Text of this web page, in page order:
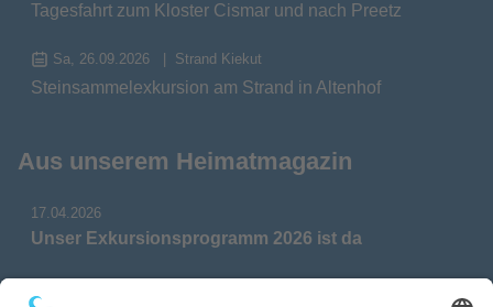
Tagesfahrt zum Kloster Cismar und nach Preetz
Sa, 26.09.2026 Strand Kiekut
Steinsammelexkursion am Strand in Altenhof
Aus unserem Heimatmagazin
17.04.2026
Unser Exkursionsprogramm 2026 ist da
17.04.2026